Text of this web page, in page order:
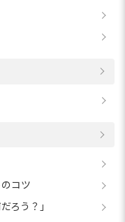
コツ
ろう？」